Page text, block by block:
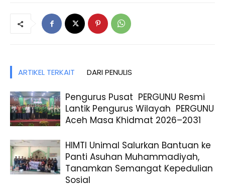
ARTIKEL TERKAIT DARI PENULIS
Pengurus Pusat PERGUNU Resmi
Lantik Pengurus Wilayah PERGUNU
Aceh Masa Khidmat 2026–2031
HIMTI Unimal Salurkan Bantuan ke
Panti Asuhan Muhammadiyah,
Tanamkan Semangat Kepedulian
Sosial